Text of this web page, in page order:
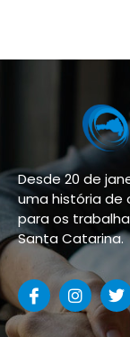
Desde 20 de
uma história de
para os
Santa Catarina.